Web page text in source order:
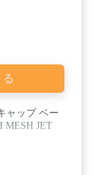
ャップ ベー
MESH JET